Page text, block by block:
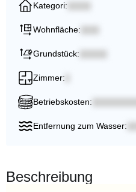
Kategori:
Wohnfläche:
Grundstück:
Zimmer:
Betriebskosten:
Entfernung zum Wasser:
Beschreibung